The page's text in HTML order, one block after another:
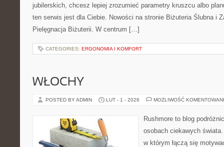
jubilerskich, chcesz lepiej zrozumieć parametry kruszcu albo
ten serwis jest dla Ciebie. Nowości na stronie Biżuteria Ślubna i
Pielęgnacja Biżuterii. W centrum […]
CATEGORIES: ERGONOMIA I KOMFORT
WŁOCHY
POSTED BY ADMIN LUT - 1 - 2026 MOŻLIWOŚĆ
Rushmore to blog
osobach ciekawych
w którym łączą się